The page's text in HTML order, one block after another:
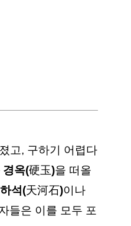
고, 구하기 어렵다
경옥(硬玉)을 떠올
석(天河石)
들은 이를 모두 포